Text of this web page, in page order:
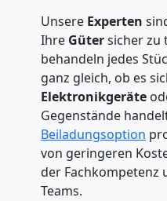
Unsere Experten
Ihre Gütersicher zu
behandeln jedes
ganz gleich, ob es
Elektronikgeräte
Gegenstände
Beiladungsoption
von geringeren
der Fachkompetenz
Teams.